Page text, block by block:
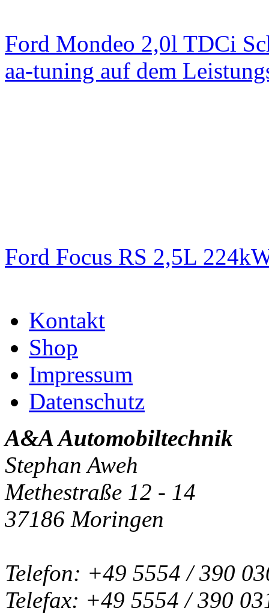
Ford Mondeo 2,0l TDCi
aa-tuning auf dem
Ford Focus RS 2,5L
Kontakt
Shop
Impressum
Datenschutz
A&A Automobiltechnik
Stephan Aweh
Methestraße 12 - 14
37186 Moringen
Telefon: +49 5554 / 390
Telefax: +49 5554 / 390